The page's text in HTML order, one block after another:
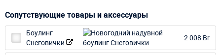
Сопутствующие товары и аксессуары
Боулинг
Снеговички
2 008 Br